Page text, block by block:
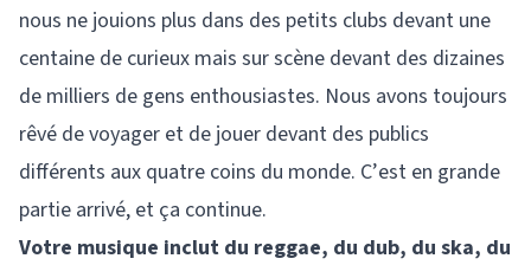
nous ne jouions plus dans des petits clubs devant une
centaine de curieux mais sur scène devant des dizaines
de milliers de gens enthousiastes. Nous avons toujours
rêvé de voyager et de jouer devant des publics
différents aux quatre coins du monde. C’est en grande
partie arrivé, et ça continue.
Votre musique inclut du reggae, du dub, du ska, du